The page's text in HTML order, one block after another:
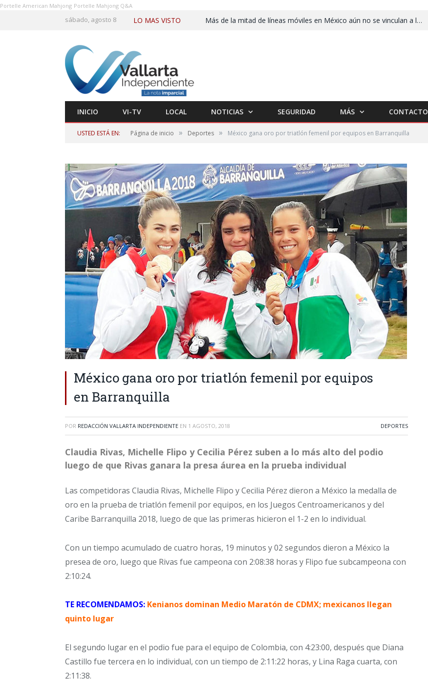
Portelle American Mahjong Portelle Mahjong Q&A
sábado, agosto 8 LO MAS VISTO Más de la mitad de líneas móviles en México aún no se vinculan a la CURP
INICIO VI-TV LOCAL NOTICIAS SEGURIDAD MÁS CONTACTO
USTED ESTÁ EN: Página de inicio » Deportes » México gana oro por triatlón femenil por equipos en Barranquilla
México gana oro por triatlón femenil por equipos
en Barranquilla
POR REDACCIÓN VALLARTA INDEPENDIENTE EN 1 AGOSTO, 2018 DEPORTES
Claudia Rivas, Michelle Flipo y Cecilia Pérez suben a lo más alto del podio
luego de que Rivas ganara la presa áurea en la prueba individual
Las competidoras Claudia Rivas, Michelle Flipo y Cecilia Pérez dieron a México la medalla de
oro en la prueba de triatlón femenil por equipos, en los Juegos Centroamericanos y del
Caribe Barranquilla 2018, luego de que las primeras hicieron el 1-2 en lo individual.
Con un tiempo acumulado de cuatro horas, 19 minutos y 02 segundos dieron a México la
presea de oro, luego que Rivas fue campeona con 2:08:38 horas y Flipo fue subcampeona con
2:10:24.
TE RECOMENDAMOS: Kenianos dominan Medio Maratón de CDMX; mexicanos llegan
quinto lugar
El segundo lugar en el podio fue para el equipo de Colombia, con 4:23:00, después que Diana
Castillo fue tercera en lo individual, con un tiempo de 2:11:22 horas, y Lina Raga cuarta, con
2:11:38.